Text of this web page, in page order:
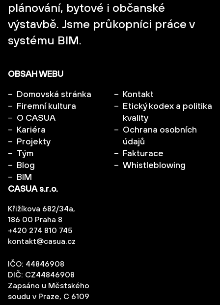
plánování, bytové i občanské
výstavbě. Jsme průkopníci práce v
systému BIM.
CASUA s.r.o.
Křižíkova 682/34a,
186 00 Praha 8
+420 274 810 745
kontakt@casua.cz
IČO: 44846908
DIČ: CZ44846908
Zapsáno u Městského
soudu v Praze, C 6109
OBSAH WEBU
Domovská stránka
Firemní kultura
O CASUA
Kariéra
Projekty
Tým
Blog
BIM
Kontakt
Etický kodex a politika
kvality
Ochrana osobních
údajů
Fakturace
Whistleblowing